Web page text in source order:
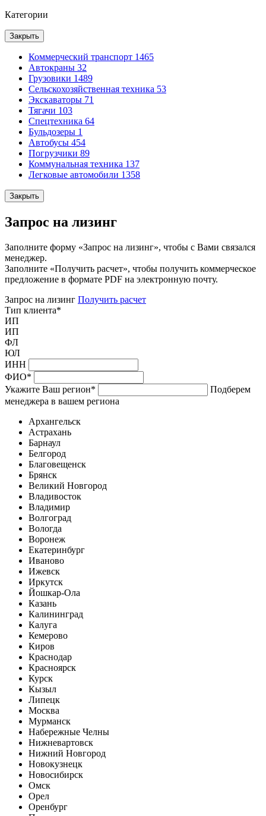
Категории
Закрыть
Коммерческий транспорт 1465
Автокраны 32
Грузовики 1489
Сельскохозяйственная техника 53
Экскаваторы 71
Тягачи 103
Спецтехника 64
Бульдозеры 1
Автобусы 454
Погрузчики 89
Коммунальная техника 137
Легковые автомобили 1358
Закрыть
Запрос на лизинг
Заполните форму «Запрос на лизинг», чтобы с Вами связался
менеджер.
Заполните «Получить расчет», чтобы получить коммерческое
предложение в формате PDF на электронную почту.
Запрос на лизинг Получить расчет
Тип клиента*
ИП
ИП
ФЛ
ЮЛ
ИНН
ФИО*
Укажите Ваш регион*
Подберем
менеджера в вашем региона
Архангельск
Астрахань
Барнаул
Белгород
Благовещенск
Брянск
Великий Новгород
Владивосток
Владимир
Волгоград
Вологда
Воронеж
Екатеринбург
Иваново
Ижевск
Иркутск
Йошкар-Ола
Казань
Калининград
Калуга
Кемерово
Киров
Краснодар
Красноярск
Курск
Кызыл
Липецк
Москва
Мурманск
Набережные Челны
Нижневартовск
Нижний Новгород
Новокузнецк
Новосибирск
Омск
Орел
Оренбург